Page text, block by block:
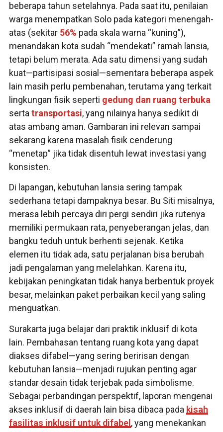
beberapa tahun setelahnya. Pada saat itu, penilaian
warga menempatkan Solo pada kategori menengah-
atas (sekitar 56% pada skala warna “kuning”),
menandakan kota sudah “mendekati” ramah lansia,
tetapi belum merata. Ada satu dimensi yang sudah
kuat—partisipasi sosial—sementara beberapa aspek
lain masih perlu pembenahan, terutama yang terkait
lingkungan fisik seperti gedung dan ruang terbuka
serta transportasi, yang nilainya hanya sedikit di
atas ambang aman. Gambaran ini relevan sampai
sekarang karena masalah fisik cenderung
“menetap” jika tidak disentuh lewat investasi yang
konsisten.
Di lapangan, kebutuhan lansia sering tampak
sederhana tetapi dampaknya besar. Bu Siti misalnya,
merasa lebih percaya diri pergi sendiri jika rutenya
memiliki permukaan rata, penyeberangan jelas, dan
bangku teduh untuk berhenti sejenak. Ketika
elemen itu tidak ada, satu perjalanan bisa berubah
jadi pengalaman yang melelahkan. Karena itu,
kebijakan peningkatan tidak hanya berbentuk proyek
besar, melainkan paket perbaikan kecil yang saling
menguatkan.
Surakarta juga belajar dari praktik inklusif di kota
lain. Pembahasan tentang ruang kota yang dapat
diakses difabel—yang sering beririsan dengan
kebutuhan lansia—menjadi rujukan penting agar
standar desain tidak terjebak pada simbolisme.
Sebagai perbandingan perspektif, laporan mengenai
akses inklusif di daerah lain bisa dibaca pada kisah
fasilitas inklusif untuk difabel, yang menekankan